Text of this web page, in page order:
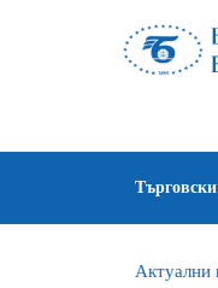
Актуални